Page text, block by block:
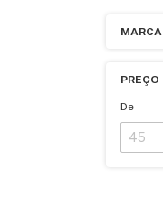
MARCA
PREÇO
De